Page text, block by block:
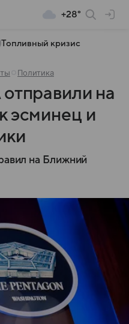
+28°
Топливный кризис
Политика
на
эсминец и
на Ближний